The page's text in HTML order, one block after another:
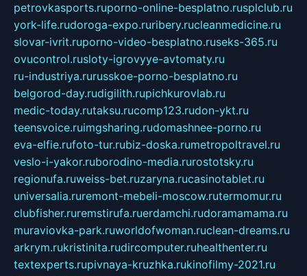
petrovkasports.ruporno-online-besplatno.rusplclub.ru
york-life.rudoroga-expo.ruribery.rucleanmedicine.ru
slovar-ivrit.ruporno-video-besplatno.ruseks-365.ru
ovucontrol.rusloty-igrovyye-avtomaty.ru
ru-industriya.rurusskoe-porno-besplatno.ru
belgorod-day.rudigilith.rupichkurovlab.ru
medic-today.rutaksu.rucomp123.rudon-ykt.ru
teensvoice.ruimgsharing.rudomashnee-porno.ru
eva-elfie.rufoto-tur.rubiz-doska.rumetropoltravel.ru
veslo-i-yakor.ruborodino-media.rurostotsky.ru
regionufa.ruweiss-bet.ruzaryna.rucasinotablet.ru
universalia.ruremont-mebeli-moscow.rutermomur.ru
clubfisher.ruremstirufa.ruerdamchi.rudoramamama.ru
muraviovka-park.ruworldofwoman.ruclean-dreams.ru
arkrym.rukristinita.rudircomputer.ruhealthenter.ru
textexperts.rupivnaya-kruzhka.rukinofilmy-2021.ru